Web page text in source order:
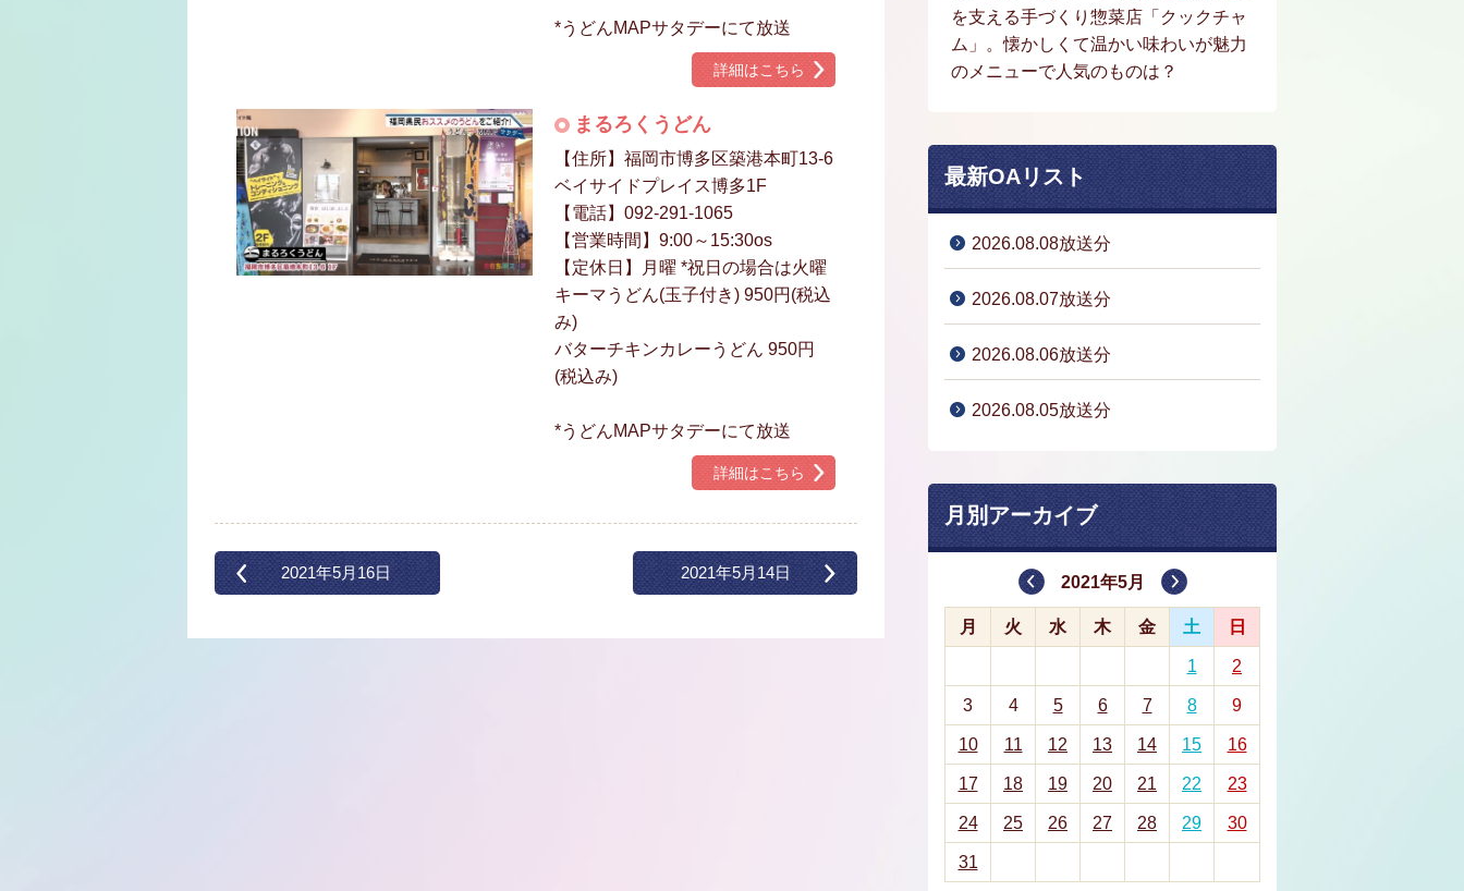
*うどんMAPサタデーにて放送
詳細はこちら
まるろくうどん
【住所】福岡市博多区築港本町13-6
ベイサイドプレイス博多1F
【電話】092-291-1065
【営業時間】9:00～15:30os
【定休日】月曜 *祝日の場合は火曜
キーマうどん(玉子付き) 950円(税込
み)
バターチキンカレーうどん 950円
(税込み)
*うどんMAPサタデーにて放送
詳細はこちら
2021年5月16日 2021年5月14日
を支える手づくり惣菜店「クックチャ
ム」。懐かしくて温かい味わいが魅力
のメニューで人気のものは？
最新OAリスト
2026.08.08放送分
2026.08.07放送分
2026.08.06放送分
2026.08.05放送分
月別アーカイブ
2021年5月
月 火 水 木 金 土 日
1 2
3 4 5 6 7 8 9
10 11 12 13 14 15 16
17 18 19 20 21 22 23
24 25 26 27 28 29 30
31